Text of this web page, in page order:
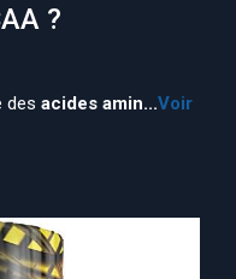
?
des acides amin...Voir